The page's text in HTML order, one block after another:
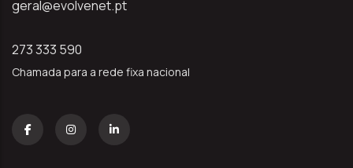
geral@evolvenet.pt
273 333 590
Chamada para a rede fixa nacional